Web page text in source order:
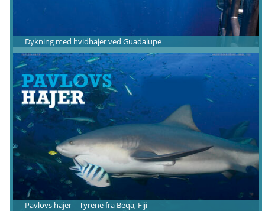
Dykning med hvidhajer ved Guadalupe
Pavlovs hajer – Tyrene fra Beqa, Fiji